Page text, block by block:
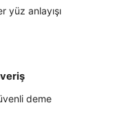
yüz anlayışı
deme